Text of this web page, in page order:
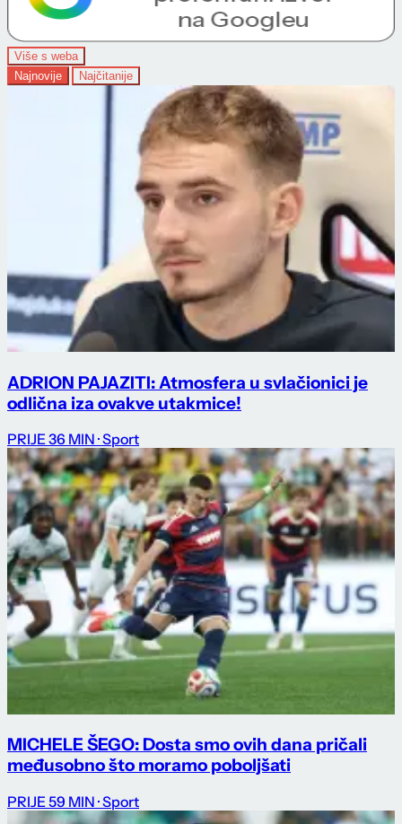
Više s weba
Najnovije
Najčitanije
ADRION PAJAZITI: Atmosfera u svlačionici je
odlična iza ovakve utakmice!
PRIJE 36 MIN · Sport
MICHELE ŠEGO: Dosta smo ovih dana pričali
međusobno što moramo poboljšati
PRIJE 59 MIN · Sport